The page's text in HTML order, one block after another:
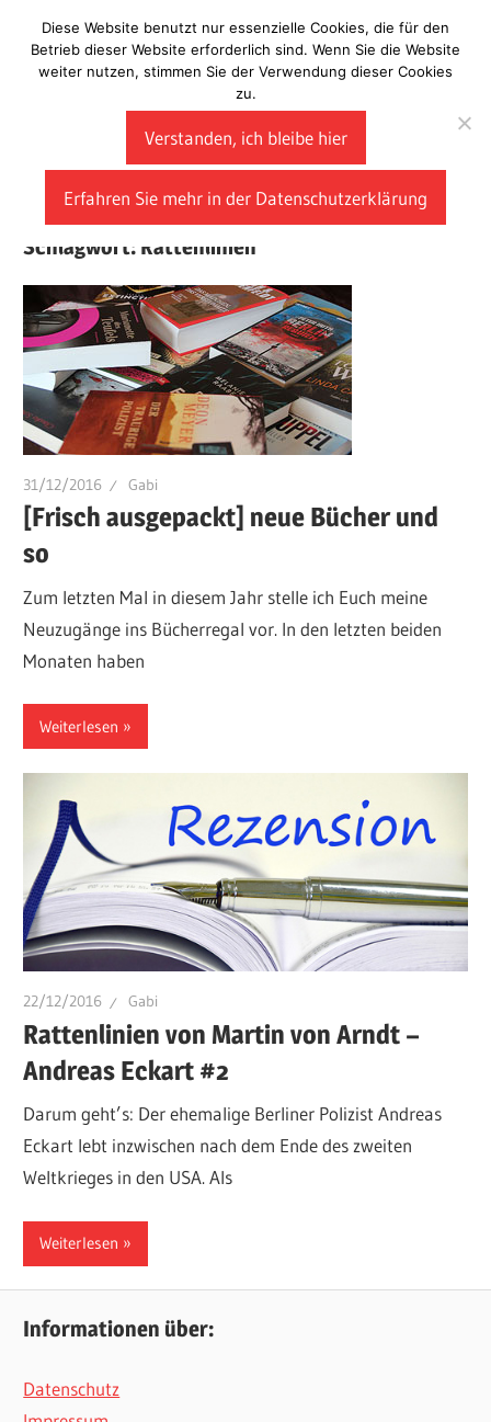
Inhalt
springen
Laberladen
Schlagwort: Rattenlinien
31/12/2016 Gabi
[Frisch ausgepackt] neue Bücher und
so
Zum letzten Mal in diesem Jahr stelle ich Euch meine
Neuzugänge ins Bücherregal vor. In den letzten beiden
Monaten haben
Weiterlesen
22/12/2016 Gabi
Rattenlinien von Martin von Arndt –
Andreas Eckart #2
Darum geht’s: Der ehemalige Berliner Polizist Andreas
Eckart lebt inzwischen nach dem Ende des zweiten
Weltkrieges in den USA. Als
Weiterlesen
Informationen über:
Datenschutz
Diese Website benutzt nur essenzielle Cookies, die für den
Betrieb dieser Website erforderlich sind. Wenn Sie die Website
weiter nutzen, stimmen Sie der Verwendung dieser Cookies
zu.
Verstanden, ich bleibe hier
Erfahren Sie mehr in der Datenschutzerklärung